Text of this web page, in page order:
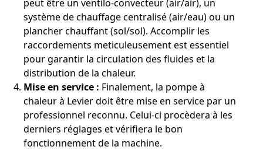
peut être un ventilo-convecteur (air/air), un
système de chauffage centralisé (air/eau) ou un
plancher chauffant (sol/sol). Accomplir les
raccordements meticuleusement est essentiel
pour garantir la circulation des fluides et la
distribution de la chaleur.
Mise en service : Finalement, la pompe à
chaleur à Levier doit être mise en service par un
professionnel reconnu. Celui-ci procèdera à les
derniers réglages et vérifiera le bon
fonctionnement de la machine.